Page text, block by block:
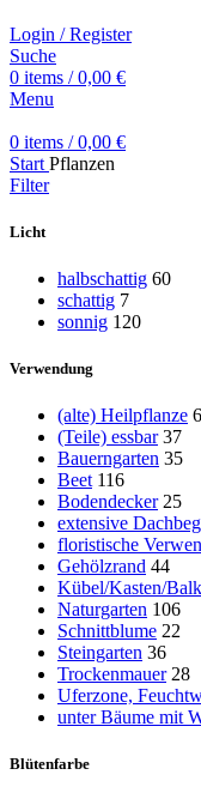
Login / Register
Suche
0 items / 0,00 €
Menu
0 items / 0,00 €
Start Pflanzen
Filter
Licht
halbschattig 60
schattig 7
sonnig 120
Verwendung
(alte) Heilpflanze
(Teile) essbar 37
Bauerngarten 35
Beet 116
Bodendecker 25
extensive
floristische
Gehölzrand 44
Kübel/Kasten/
Naturgarten 106
Schnittblume 22
Steingarten 36
Trockenmauer 28
Uferzone,
unter Bäume mit
Blütenfarbe